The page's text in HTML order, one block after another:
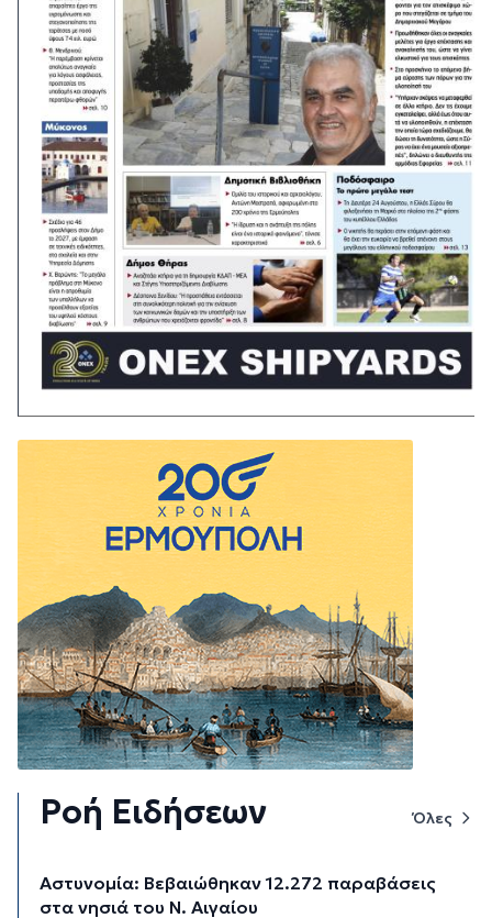
Ροή Ειδήσεων Όλες
Αστυνομία: Βεβαιώθηκαν 12.272 παραβάσεις
στα νησιά του Ν. Αιγαίου